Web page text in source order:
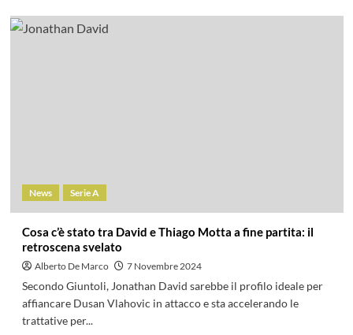
News Serie A
Cosa c’è stato tra David e Thiago Motta a fine partita: il
retroscena svelato
Alberto De Marco 7 Novembre 2024
Secondo Giuntoli, Jonathan David sarebbe il profilo ideale per
affiancare Dusan Vlahovic in attacco e sta accelerando le
trattative per...